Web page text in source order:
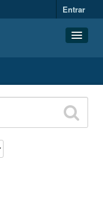
Entrar